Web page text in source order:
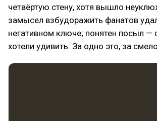
четвёртую стену, хотя вышло
замысел взбудоражить фанатов
негативном ключе; понятен посыл —
хотели удивить. За одно это, за